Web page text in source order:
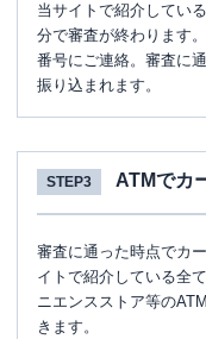
当サイトで紹介してい
分で審査が終わります
番号にご連絡。審査に
振り込まれます。
STEP3 ATMでカ
審査に通った時点でカ
イトで紹介している全
ニエンスストア等の
きます。